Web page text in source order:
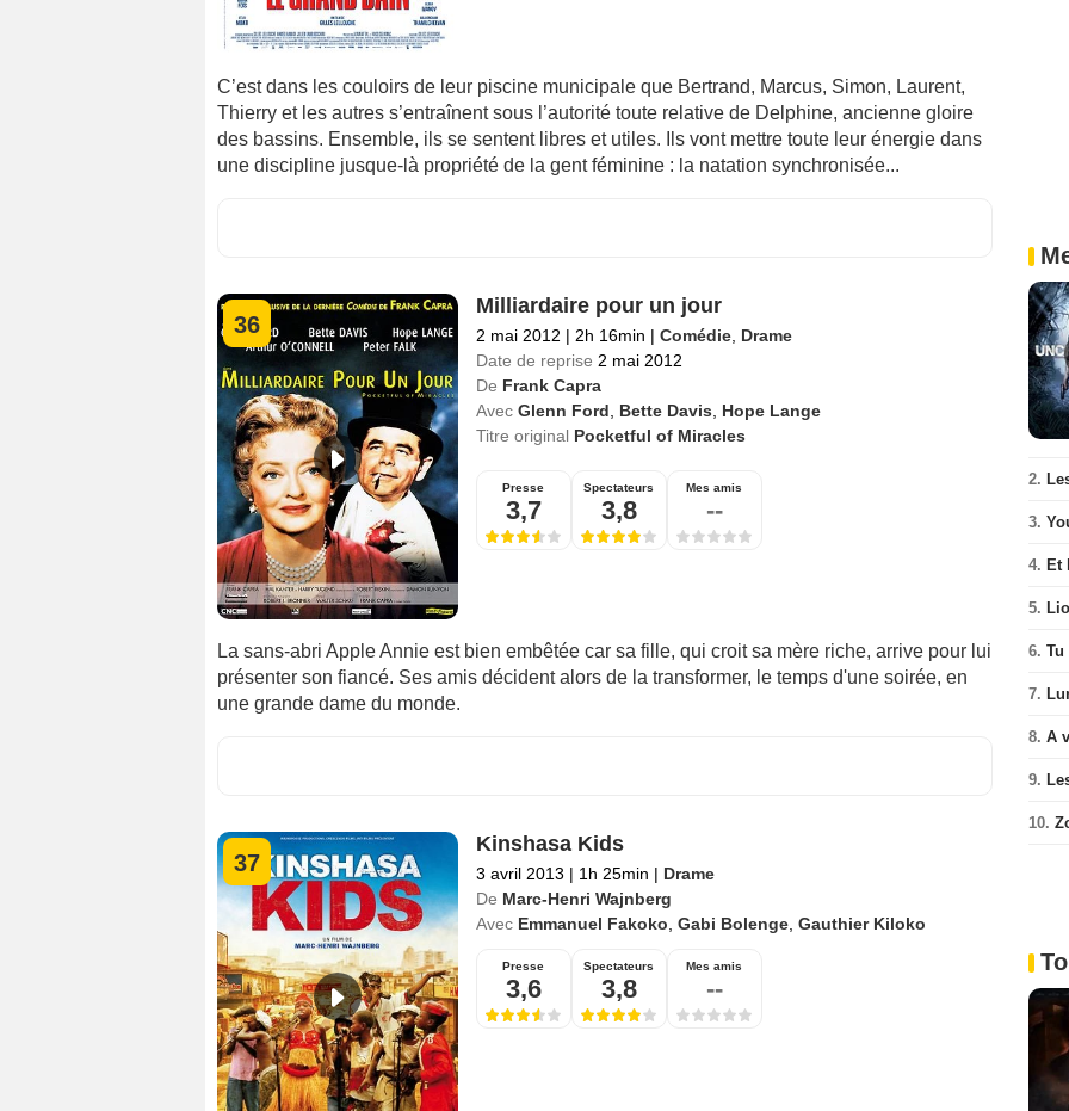
C’est dans les couloirs de leur piscine municipale que Bertrand, Marcus, Simon, Laurent,
Thierry et les autres s’entraînent sous l’autorité toute relative de Delphine, ancienne gloire
des bassins. Ensemble, ils se sentent libres et utiles. Ils vont mettre toute leur énergie dans
une discipline jusque-là propriété de la gent féminine : la natation synchronisée...
36
Milliardaire pour un jour
2 mai 2012 | 2h 16min | Comédie, Drame
Date de reprise 2 mai 2012
De Frank Capra
Avec Glenn Ford Bette Davis
Hope Lange
Titre original Pocketful of Miracles
Presse
3,7
Spectateurs
3,8
Mes amis
--
La sans-abri Apple Annie est bien embêtée car sa fille, qui croit sa mère riche, arrive pour lui
présenter son fiancé. Ses amis décident alors de la transformer, le temps d'une soirée, en
une grande dame du monde.
37
Kinshasa Kids
3 avril 2013 | 1h 25min | Drame
De Marc-Henri Wajnberg
Avec Emmanuel Fakoko Gabi Bolenge, Gauthier Kiloko
Presse
3,6
Spectateurs
3,8
Mes amis
--
2.
3.
4. Et
5.
6. Tu
7.
8. A
9.
10.